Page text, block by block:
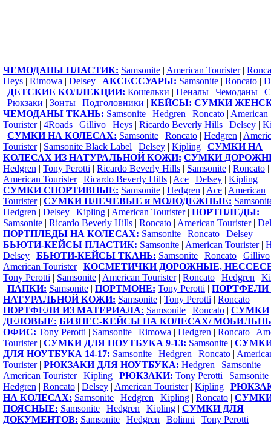
ЧЕМОДАНЫ ПЛАСТИК: Samsonite | American Tourister|
Heys | Rimowa | Delsey | АКСЕССУАРЫ: Samsonite | Roncato |
| ДЕТСКИЕ КОЛЛЕКЦИИ: Кошельки | Пеналы | Чемоданы |
| Рюкзаки | Зонты | Подголовники | КЕЙСЫ: СУМКИ
ЧЕМОДАНЫ ТКАНЬ: Samsonite | Hedgren | Roncato | American
Tourister| 4Roads | Gillivo | Heys | Ricardo Beverly Hills | Delsey |
| СУМКИ НА КОЛЕСАХ: Samsonite | Roncato | Hedgren |
Tourister| Samsonite Black Label | Delsey | Kipling | СУМКИ НА
КОЛЕСАХ ИЗ НАТУРАЛЬНОЙ КОЖИ: СУМКИ
Hedgren | Tony Perotti | Ricardo Beverly Hills | Samsonite | Roncato |
American Tourister| Ricardo Beverly Hills | Ace | Delsey | Kipling |
СУМКИ СПОРТИВНЫЕ: Samsonite | Hedgren | Ace | American
Tourister| СУМКИ ПЛЕЧЕВЫЕ и МОЛОДЕЖНЫЕ:
Hedgren | Delsey | Kipling | American Tourister| ПОРТПЛЕДЫ:
Samsonite | Ricardo Beverly Hills | Roncato | American Tourister|
ПОРТПЛЕДЫ НА КОЛЕСАХ: Samsonite | Roncato | Delsey |
БЬЮТИ-КЕЙСЫ ПЛАСТИК: Samsonite | American Tourister|
Delsey | БЬЮТИ-КЕЙСЫ ТКАНЬ: Samsonite | Roncato | Gillivo
American Tourister| КОСМЕТИЧКИ ДОРОЖНЫЕ,
Tony Perotti | Samsonite | American Tourister| Roncato | Hedgren |
| ПАПКИ: Samsonite | ПОРТМОНЕ: Tony Perotti | ПОРТФЕЛИ
НАТУРАЛЬНОЙ КОЖИ: Samsonite | Tony Perotti | Roncato |
ПОРТФЕЛИ ИЗ МАТЕРИАЛА: Samsonite | Roncato | СУМКИ
ДЕЛОВЫЕ: БИЗНЕС-КЕЙСЫ НА КОЛЕСАХ/
ОФИС: Tony Perotti | Samsonite | Rimowa | Hedgren | Roncato |
Tourister| СУМКИ ДЛЯ НОУТБУКА 9-13: Samsonite |
ДЛЯ НОУТБУКА 14-17: Samsonite | Hedgren | Roncato |
Tourister| РЮКЗАКИ ДЛЯ НОУТБУКА: Hedgren | Samsonite |
American Tourister| Kipling | РЮКЗАКИ: Tony Perotti | Samsonite
Hedgren | Roncato | Delsey | American Tourister| Kipling |
НА КОЛЕСАХ: Samsonite | Hedgren | Kipling | Roncato |
ПОЯСНЫЕ: Samsonite | Hedgren | Kipling | СУМКИ ДЛЯ
ДОКУМЕНТОВ: Samsonite | Hedgren | Bolinni | Tony Perotti |